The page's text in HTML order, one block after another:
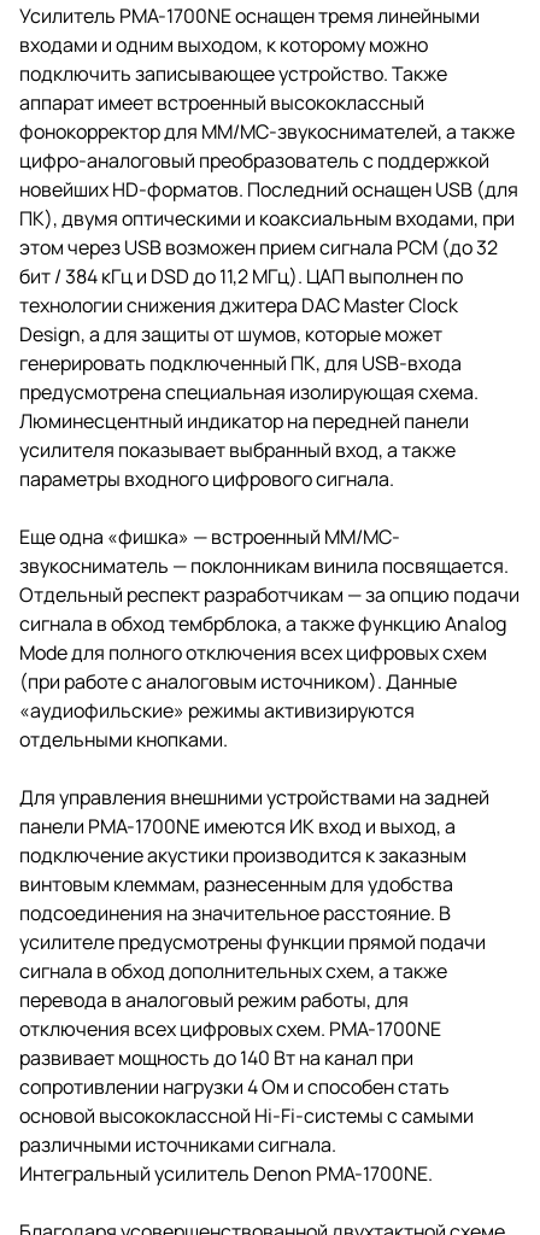
Усилитель PMA-1700NE оснащен тремя линейными
входами и одним выходом, к которому можно
подключить записывающее устройство. Также
аппарат имеет встроенный высококлассный
фонокорректор для MM/MC-звукоснимателей, а также
цифро-аналоговый преобразователь с поддержкой
новейших HD-форматов. Последний оснащен USB (для
ПК), двумя оптическими и коаксиальным входами, при
этом через USB возможен прием сигнала PCM (до 32
бит / 384 кГц и DSD до 11,2 МГц). ЦАП выполнен по
технологии снижения джитера DAC Master Clock
Design, а для защиты от шумов, которые может
генерировать подключенный ПК, для USB-входа
предусмотрена специальная изолирующая схема.
Люминесцентный индикатор на передней панели
усилителя показывает выбранный вход, а также
параметры входного цифрового сигнала.
Еще одна «фишка» — встроенный MM/MC-
звукосниматель — поклонникам винила посвящается.
Отдельный респект разработчикам — за опцию подачи
сигнала в обход тембрблока, а также функцию Analog
Mode для полного отключения всех цифровых схем
(при работе с аналоговым источником). Данные
«аудиофильские» режимы активизируются
отдельными кнопками.
Для управления внешними устройствами на задней
панели PMA-1700NE имеются ИК вход и выход, а
подключение акустики производится к заказным
винтовым клеммам, разнесенным для удобства
подсоединения на значительное расстояние. В
усилителе предусмотрены функции прямой подачи
сигнала в обход дополнительных схем, а также
перевода в аналоговый режим работы, для
отключения всех цифровых схем. PMA-1700NE
развивает мощность до 140 Вт на канал при
сопротивлении нагрузки 4 Ом и способен стать
основой высококлассной Hi-Fi-системы с самыми
различными источниками сигнала.
Интегральный усилитель Denon PMA-1700NE.